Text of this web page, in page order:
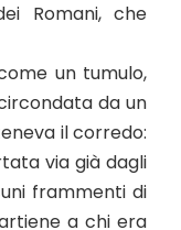
Romani, che
un tumulo,
da un
il corredo:
via già dagli
frammenti di
a chi era